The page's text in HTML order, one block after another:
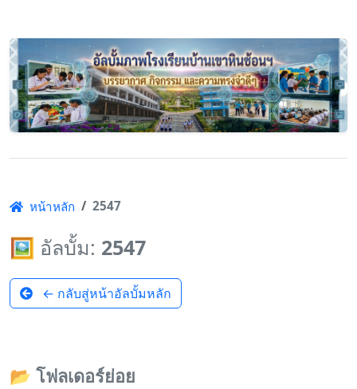
หน้าหลัก 2547
🖼️ อัลบั้ม: 2547
← กลับสู่หน้าอัลบั้มหลัก
📂 โฟลเดอร์ย่อย